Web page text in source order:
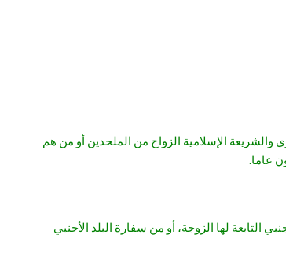
الإسلامية الزواج من الملحدين أو من هم
عاما.
لها الزوجة، أو من سفارة البلد الأجنبي